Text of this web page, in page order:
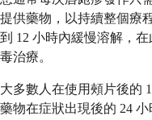
提供藥物，以持續整個療
到 12 小時內緩慢溶解，
毒治療。
大多數人在使用頰片後的
藥物在症狀出現後的 24